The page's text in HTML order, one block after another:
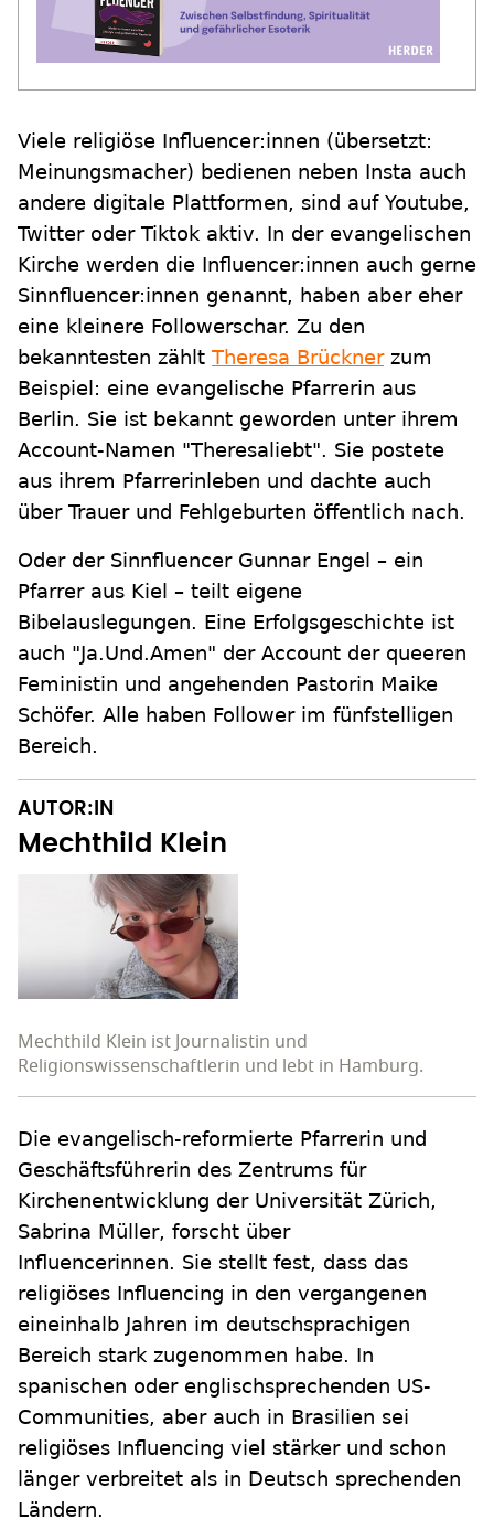
Viele religiöse Influencer:innen (übersetzt:
Meinungsmacher) bedienen neben Insta auch
andere digitale Plattformen, sind auf Youtube,
Twitter oder Tiktok aktiv. In der evangelischen
Kirche werden die Influencer:innen auch gerne
Sinnfluencer:innen genannt, haben aber eher
eine kleinere Followerschar. Zu den
bekanntesten zählt Theresa Brücknerzum
Beispiel: eine evangelische Pfarrerin aus
Berlin. Sie ist bekannt geworden unter ihrem
Account-Namen "Theresaliebt". Sie postete
aus ihrem Pfarrerinleben und dachte auch
über Trauer und Fehlgeburten öffentlich nach.
Oder der Sinnfluencer Gunnar Engel – ein
Pfarrer aus Kiel – teilt eigene
Bibelauslegungen. Eine Erfolgsgeschichte ist
auch "Ja.Und.Amen" der Account der queeren
Feministin und angehenden Pastorin Maike
Schöfer. Alle haben Follower im fünfstelligen
Bereich.
AUTOR:IN
Mechthild Klein
Mechthild Klein ist Journalistin und
Religionswissenschaftlerin und lebt in Hamburg.
Die evangelisch-reformierte Pfarrerin und
Geschäftsführerin des Zentrums für
Kirchenentwicklung der Universität Zürich,
Sabrina Müller, forscht über
Influencerinnen. Sie stellt fest, dass das
religiöses Influencing in den vergangenen
eineinhalb Jahren im deutschsprachigen
Bereich stark zugenommen habe. In
spanischen oder englischsprechenden US-
Communities, aber auch in Brasilien sei
religiöses Influencing viel stärker und schon
länger verbreitet als in Deutsch sprechenden
Ländern.